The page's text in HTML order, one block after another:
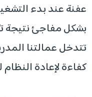
عفنة عند بدء
بشكل مفاجئ نتيجة
تتدخل عمالتنا
كفاءة لإعادة النظام